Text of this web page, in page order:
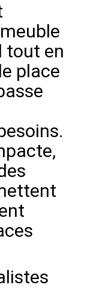
tout en
place